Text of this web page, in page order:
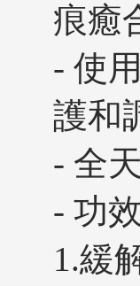
痕癒
- 使
護和
- 全
- 功效
1.緩